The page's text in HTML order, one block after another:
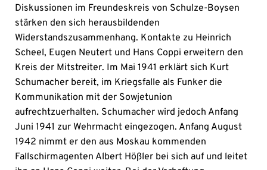
Diskussionen im Freundeskreis von Schulze-Boysen
stärken den sich herausbildenden
Widerstandszusammenhang. Kontakte zu Heinrich
Scheel, Eugen Neutert und Hans Coppi erweitern den
Kreis der Mitstreiter. Im Mai 1941 erklärt sich Kurt
Schumacher bereit, im Kriegsfalle als Funker die
Kommunikation mit der Sowjetunion
aufrechtzuerhalten. Schumacher wird jedoch Anfang
Juni 1941 zur Wehrmacht eingezogen. Anfang August
1942 nimmt er den aus Moskau kommenden
Fallschirmagenten Albert Hößler bei sich auf und leitet